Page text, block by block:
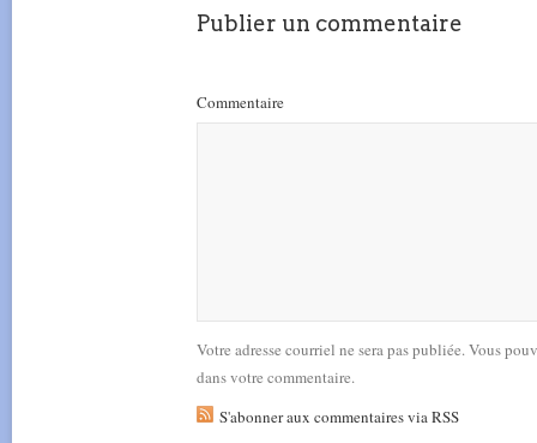
Publier un commentaire
Commentaire
Votre adresse courriel ne sera pas publiée. Vous
dans votre commentaire.
S'abonner aux commentaires via RSS